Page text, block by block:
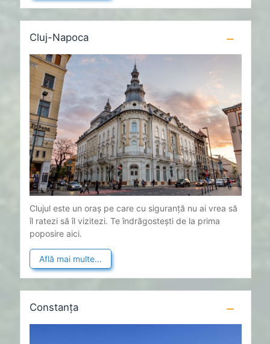
Cluj-Napoca
Clujul este un oraș pe care cu siguranță nu ai vrea să
îl ratezi să îl vizitezi. Te îndrăgostești de la prima
poposire aici.
Află mai multe...
Constanța